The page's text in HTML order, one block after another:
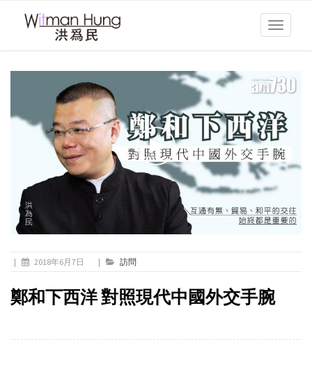
Toggle
| 2018年6月7日 | 訪問
鄭和下西洋 對照現代中國外交手腕